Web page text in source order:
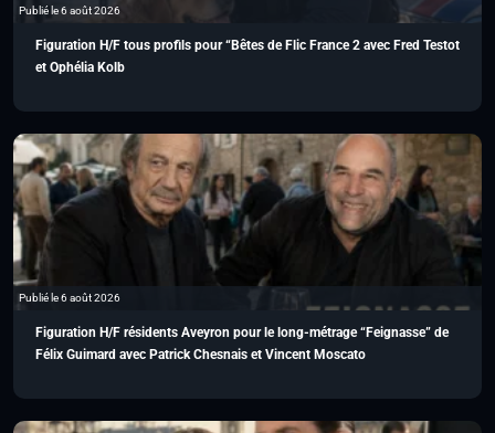
Publié le 6 août 2026
Figuration H/F tous profils pour “Bêtes de Flic France 2 avec Fred Testot
et Ophélia Kolb
Publié le 6 août 2026
Figuration H/F résidents Aveyron pour le long-métrage “Feignasse” de
Félix Guimard avec Patrick Chesnais et Vincent Moscato